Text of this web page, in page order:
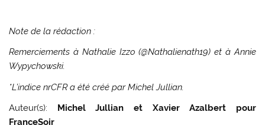
Note de la rédaction :
Remerciements à Nathalie Izzo (@Nathalienath19) et à Annie
Wypychowski.
*L’indice nrCFR a été créé par Michel Jullian.
Auteur(s): Michel Jullian et Xavier Azalbert pour
FranceSoir